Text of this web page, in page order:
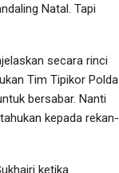
Natal. Tapi
secara rinci
Tim Tipikor Polda
bersabar. Nanti
kepada rekan-
ketika